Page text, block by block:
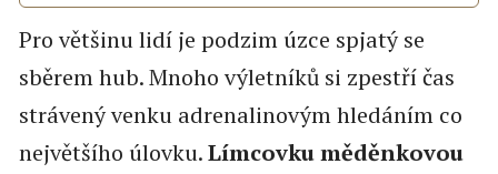
Pro většinu lidí je podzim úzce spjatý se
sběrem hub. Mnoho výletníků si zpestří čas
strávený venku adrenalinovým hledáním co
největšího úlovku.Límcovku měděnkovou